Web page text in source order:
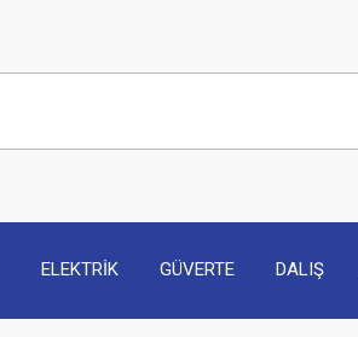
ELEKTRİK GÜVERTE DALIŞ